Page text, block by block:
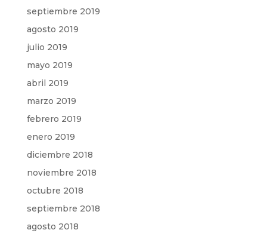
septiembre 2019
agosto 2019
julio 2019
mayo 2019
abril 2019
marzo 2019
febrero 2019
enero 2019
diciembre 2018
noviembre 2018
octubre 2018
septiembre 2018
agosto 2018